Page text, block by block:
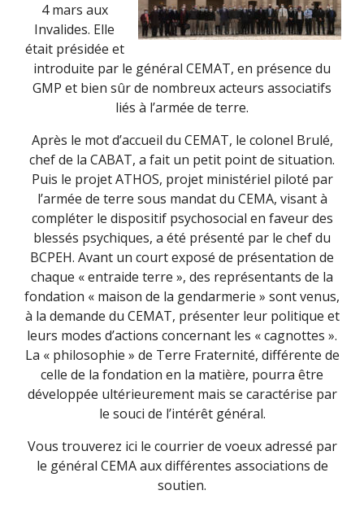
4 mars aux
Invalides. Elle
était présidée et
introduite par le général CEMAT, en présence du
GMP et bien sûr de nombreux acteurs associatifs
liés à l’armée de terre.
Après le mot d’accueil du CEMAT, le colonel Brulé,
chef de la CABAT, a fait un petit point de situation.
Puis le projet ATHOS, projet ministériel piloté par
l’armée de terre sous mandat du CEMA, visant à
compléter le dispositif psychosocial en faveur des
blessés psychiques, a été présenté par le chef du
BCPEH. Avant un court exposé de présentation de
chaque « entraide terre », des représentants de la
fondation « maison de la gendarmerie » sont venus,
à la demande du CEMAT, présenter leur politique et
leurs modes d’actions concernant les « cagnottes ».
La « philosophie » de Terre Fraternité, différente de
celle de la fondation en la matière, pourra être
développée ultérieurement mais se caractérise par
le souci de l’intérêt général.
Vous trouverez ici le courrier de voeux adressé par
le général CEMA aux différentes associations de
soutien.